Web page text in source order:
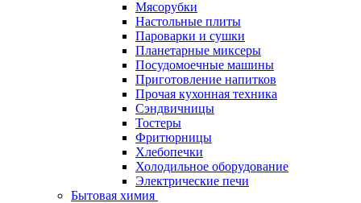
Мясорубки
Настольные плиты
Пароварки и сушки
Планетарные миксеры
Посудомоечные машины
Приготовление напитков
Прочая кухонная техника
Сэндвичницы
Тостеры
Фритюрницы
Хлебопечки
Холодильное оборудование
Электрические печи
Бытовая химия